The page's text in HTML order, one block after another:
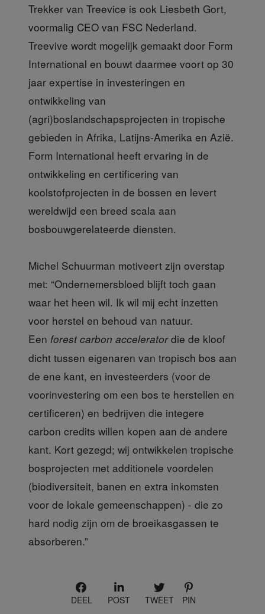
Trekker van Treevice is ook Liesbeth Gort,
voormalig CEO van FSC Nederland.
Treevive wordt mogelijk gemaakt door Form
International en bouwt daarmee voort op 30
jaar expertise in investeringen en
ontwikkeling van
(agri)boslandschapsprojecten in tropische
gebieden in Afrika, Latijns-Amerika en Azië.
Form International heeft ervaring in de
ontwikkeling en certificering van
koolstofprojecten in de bossen en levert
wereldwijd een breed scala aan
bosbouwgerelateerde diensten.
Michel Schuurman motiveert zijn overstap
met: “Ondernemersbloed blijft toch gaan
waar het heen wil. Ik wil mij echt inzetten
voor herstel en behoud van natuur.
Een forest carbon acceleratordie de kloof
dicht tussen eigenaren van tropisch bos aan
de ene kant, en investeerders (voor de
voorinvestering om een bos te herstellen en
certificeren) en bedrijven die integere
carbon credits willen kopen aan de andere
kant. Kort gezegd; wij ontwikkelen tropische
bosprojecten met additionele voordelen
(biodiversiteit, banen en extra inkomsten
voor de lokale gemeenschappen) - die zo
hard nodig zijn om de broeikasgassen te
absorberen.”
DEEL POST TWEET PIN